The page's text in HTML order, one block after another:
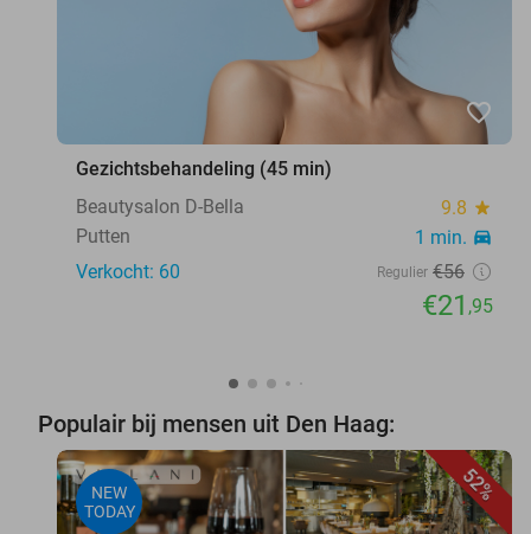
favorite_border
Gezichtsbehandeling (45 min)
Beautysalon D-Bella
9.8 star
Putten 1 min. directions_car
Verkocht: 60 Regulier €56
€21 ,95
Populair bij mensen uit Den Haag:
52%
NEW
TODAY